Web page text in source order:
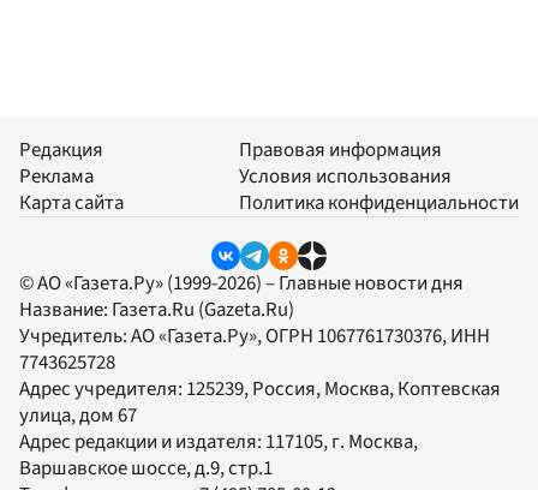
Редакция
Реклама
Карта сайта
Правовая информация
Условия использования
Политика конфиденциальности
© АО «Газета.Ру» (1999-2026) – Главные новости дня
Название: Газета.Ru (Gazeta.Ru)
Учредитель:АО «Газета.Ру», ОГРН 1067761730376, ИНН
7743625728
Адрес учредителя: 125239, Россия, Москва, Коптевская
улица, дом 67
Адрес редакции и издателя: 117105, г. Москва,
Варшавское шоссе, д.9, стр.1